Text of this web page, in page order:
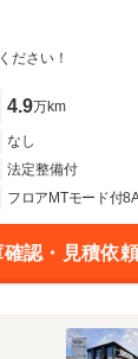
ださい！
4.9万km
なし
法定整備付
フロアMTモード付
確認・見積依頼